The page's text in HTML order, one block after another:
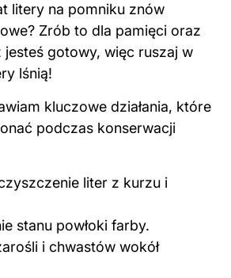
litery na pomniku znów
Zrób to dla pamięci oraz
jesteś gotowy, więc ruszaj w
lśnią!
kluczowe działania, które
podczas konserwacji
liter z kurzu i
stanu powłoki farby.
i chwastów wokół